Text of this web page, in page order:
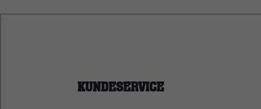
KUNDESERVICE